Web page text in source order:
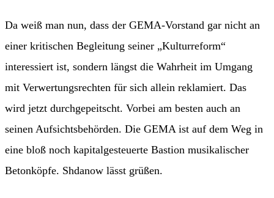
Da weiß man nun, dass der GEMA-Vorstand gar nicht an
einer kritischen Begleitung seiner „Kulturreform“
interessiert ist, sondern längst die Wahrheit im Umgang
mit Verwertungsrechten für sich allein reklamiert. Das
wird jetzt durchgepeitscht. Vorbei am besten auch an
seinen Aufsichtsbehörden. Die GEMA ist auf dem Weg in
eine bloß noch kapitalgesteuerte Bastion musikalischer
Betonköpfe. Shdanow lässt grüßen.